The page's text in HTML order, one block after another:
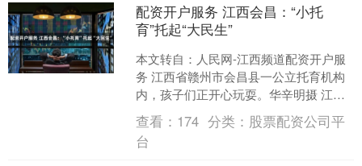
配资开户服务 江西会昌：“小托
育”托起“大民生”
本文转自：人民网-江西频道配资开户服
务 江西省赣州市会昌县一公立托育机构
内，孩子们正开心玩耍。华辛明摄 江西
省赣州市会昌县一公立托育机构内，孩
子们正开心玩耍。华....
查看： 174 分类： 股票配资公司平
台